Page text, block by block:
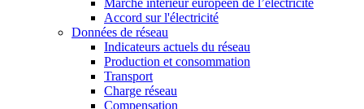
Marché intérieur européen de l’électricité
Accord sur l'électricité
Données de réseau
Indicateurs actuels du réseau
Production et consommation
Transport
Charge réseau
Compensation